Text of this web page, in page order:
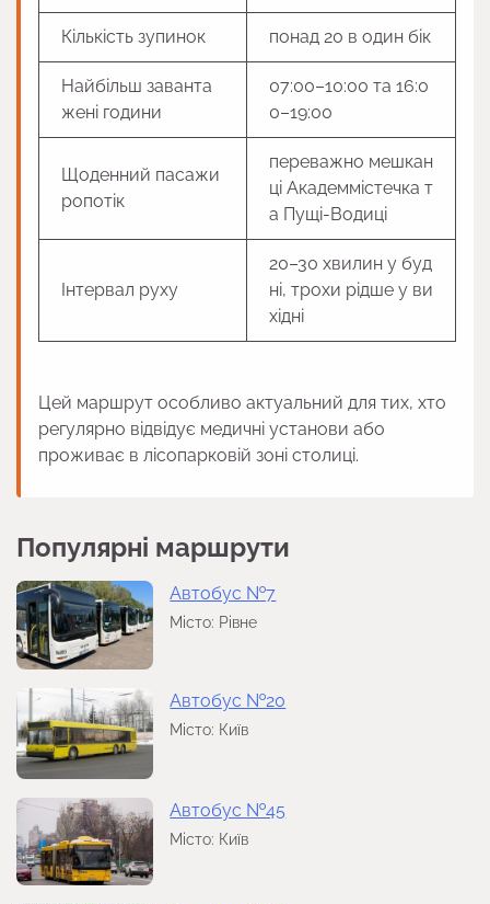
Кількість зупинок понад 20 в один бік
Найбільш заванта
жені години
07:00–10:00 та 16:0
0–19:00
Щоденний пасажи
ропотік
переважно мешкан
ці Академмістечка т
а Пущі-Водиці
Інтервал руху
20–30 хвилин у буд
ні, трохи рідше у ви
хідні
Цей маршрут особливо актуальний для тих, хто
регулярно відвідує медичні установи або
проживає в лісопарковій зоні столиці.
Популярні маршрути
Автобус №7
Місто: Рівне
Автобус №20
Місто: Київ
Автобус №45
Місто: Київ